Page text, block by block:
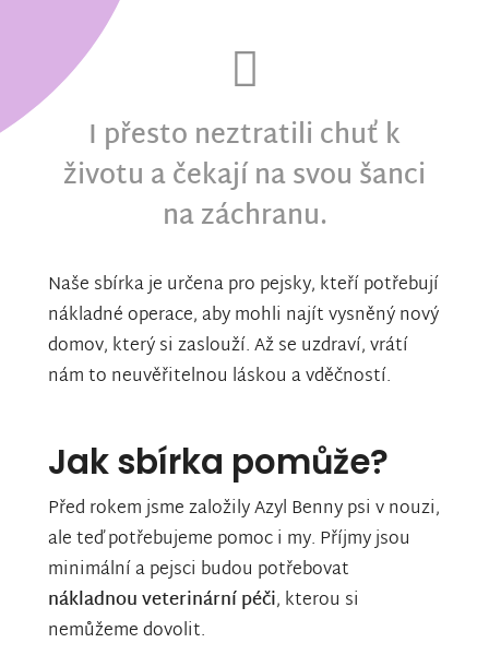
I přesto neztratili chuť k
životu a čekají na svou šanci
na záchranu.
Naše sbírka je určena pro pejsky, kteří potřebují
nákladné operace, aby mohli najít vysněný nový
domov, který si zaslouží. Až se uzdraví, vrátí
nám to neuvěřitelnou láskou a vděčností.
Jak sbírka pomůže?
Před rokem jsme založily Azyl Benny psi v nouzi,
ale teď potřebujeme pomoc i my. Příjmy jsou
minimální a pejsci budou potřebovat
nákladnou veterinární péči, kterou si
nemůžeme dovolit.